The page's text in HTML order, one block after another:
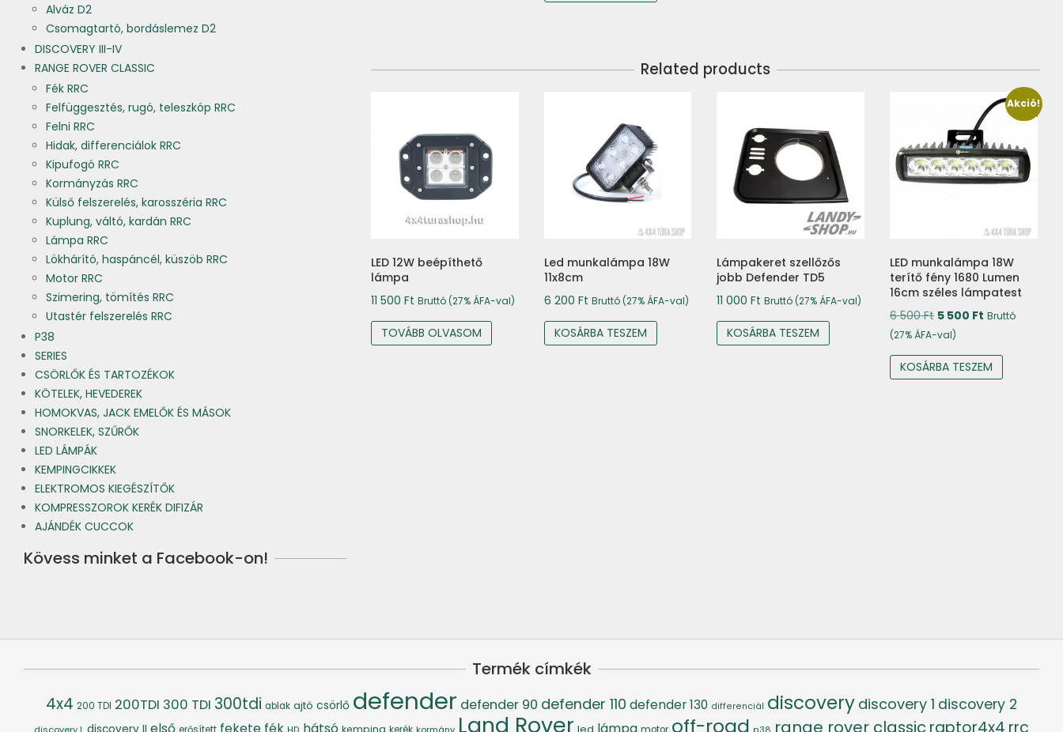
Related products
LED 12W beépíthető
lámpa
11 500 Ft Bruttó (27% ÁFA-val)
TOVÁBB OLVASOM
Led munkalámpa 18W
11x8cm
6 200 Ft Bruttó (27% ÁFA-val)
KOSÁRBA TESZEM
Lámpakeret szellőzős
jobb Defender TD5
11 000Ft Bruttó (27% ÁFA-val)
KOSÁRBA TESZEM
Akció!
LED munkalámpa 18W
terítő fény 1680 Lumen
16cm széles lámpatest
6 500Ft Original
price
was:
6
5 500 Ft Current
is:
5
Bruttó
(27% ÁFA-val)
KOSÁRBA TESZEM
Alváz D2
Csomagtartó, bordáslemez D2
DISCOVERY III-IV
RANGE ROVER CLASSIC
Fék RRC
Felfüggesztés, rugó, teleszkóp RRC
Felni RRC
Hidak, differenciálok RRC
Kipufogó RRC
Kormányzás RRC
Külső felszerelés, karosszéria RRC
Kuplung, váltó, kardán RRC
Lámpa RRC
Lökhárító, haspáncél, küszöb RRC
Motor RRC
Szimering, tömítés RRC
Utastér felszerelés RRC
P38
SERIES
CSÖRLŐK ÉS TARTOZÉKOK
KÖTELEK, HEVEDEREK
HOMOKVAS, JACK EMELŐK ÉS MÁSOK
SNORKELEK, SZŰRŐK
LED LÁMPÁK
KEMPINGCIKKEK
ELEKTROMOS KIEGÉSZÍTŐK
KOMPRESSZOROK KERÉK DIFIZÁR
AJÁNDÉK CUCCOK
Kövess minket a Facebook-on!
Termék címkék
4x4 200 TDI 200TDI 300 TDI 300tdi ablak ajtó csörlő defender defender 90 defender 110 defender 130 differenciál discovery discovery 1 discovery 2
első fekete kemping Land Rover off-road range rover classic raptor4x4 rrc